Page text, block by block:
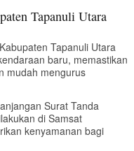
Tapanuli Utara
Tapanuli Utara
baru, memastikan
mudah mengurus
Surat Tanda
di Samsat
kenyamanan bagi